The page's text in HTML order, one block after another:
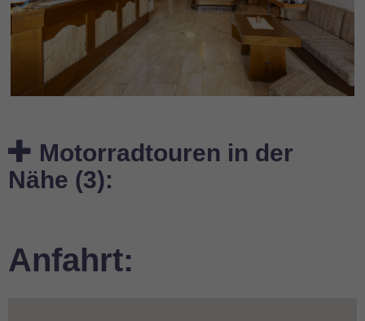
Motorradtouren in der
Nähe (3):
Anfahrt: